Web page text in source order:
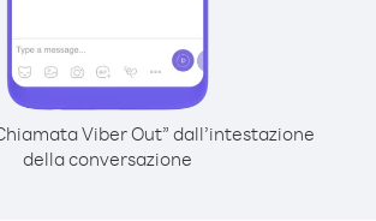
Viber Out” dall’intestazione
della conversazione